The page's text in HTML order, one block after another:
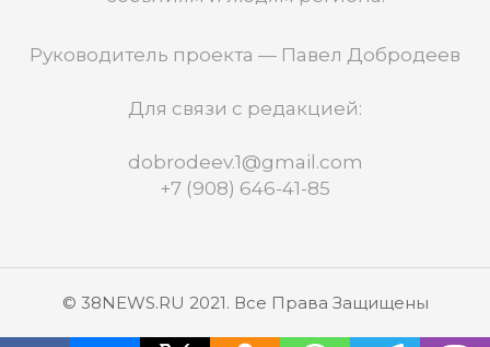
Руководитель проекта — Павел Добродеев
Для связи с редакцией:
dobrodeev.1@gmail.com
+7 (908) 646-41-85
© 38NEWS.RU 2021. Все Права Защищены